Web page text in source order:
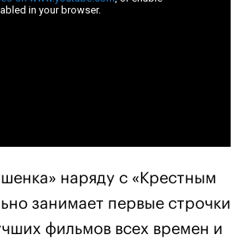
наряду с «Крестным
занимает первые строчки
фильмов всех времен и